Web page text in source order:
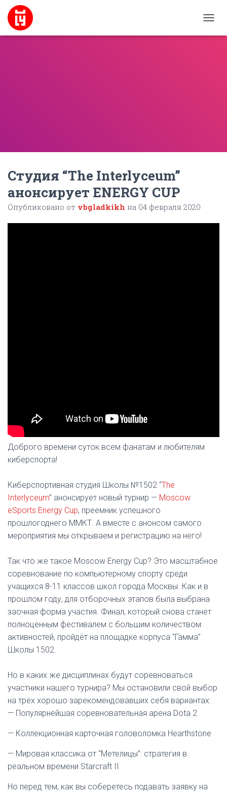
Е
В
Студия “The Interlyceum”
анонсирует ENERGY CUP
Опубликовано от vbgladkikh на 04 февраля 2020
Доброго времени суток всем фанатам и любителям
киберспорта!
Киберспортивная студия Школы №1502 “The
Interlyceum” анонсирует новый турнир — Moscow
eSports Energy Cup, преемник успешного
прошлогоднего ММКТ. А вместе с анонсом самого
мероприятия мы открываем и регистрацию на него!
Так что же такое Moscow Energy Cup? Это масштабное
соревнование по компьютерному спорту среди
учащихся 8-11 классов школ города Москвы. Как и в
прошлом году, для отборочных этапов была выбрана
заочная форма участия. Финал, который снова станет
полноценным фестивалем с большим количеством
активностей, пройдёт на площадке корпуса “Гамма”
Школы 1502.
Но в каких же дисциплинах будут соревноваться
участники нашего турнира? Мы остановили свой выбор
на трёх хорошо зарекомендовавших себя вариантах:
— Популярнейшая соревновательная арена Dota 2
— Коллекционная карточная головоломка Hearthstone
— Мировая классика от “Метелицы”: стратегия в
реальном времени Starcraft II
Но перед тем, как вы соберетесь подавать заявку на